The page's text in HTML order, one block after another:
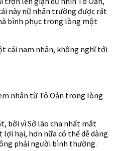
này nữ nhân trường được rất
bình phục trong lòng một
cái nam nhân, không nghĩ tới
nhân từ Tô Oản trong lòng
bởi vì Sở lão cha nhất mắt
hại, hơn nữa có thể dễ dàng
phải người bình thường.